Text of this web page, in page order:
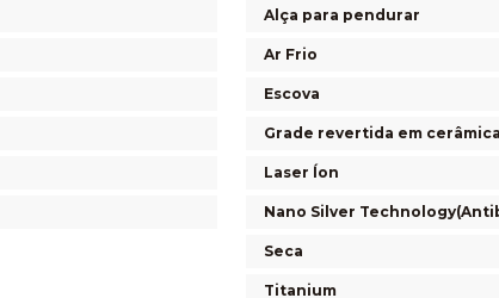
Alça para pendurar
Ar Frio
Escova
Grade revertida em cerâmica
Laser Íon
Nano Silver
Seca
Titanium